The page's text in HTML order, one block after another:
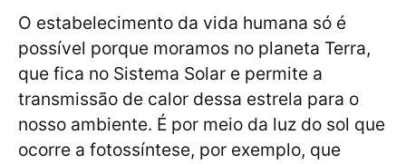
O estabelecimento da vida humana só é
possível porque moramos no planeta Terra,
que fica no Sistema Solar e permite a
transmissão de calor dessa estrela para o
nosso ambiente. É por meio da luz do sol que
ocorre a fotossíntese, por exemplo, que